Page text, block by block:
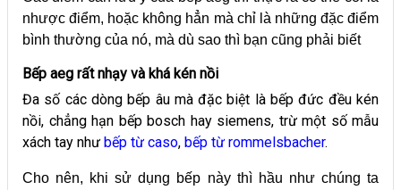
nhược điểm, hoặc không hẳn mà chỉ là những đặc điểm
bình thường của nó, mà dù sao thì bạn cũng phải biết
Bếp aeg rất nhạy và khá kén nồi
Đa số các dòng bếp âu mà đặc biệt là bếp đức đều kén
nồi, chẳng hạn bếp bosch hay siemens, trừ một số mẫu
xách tay như bếp từ caso, bếp từ rommelsbacher.
Cho nên, khi sử dụng bếp này thì hầu như chúng ta